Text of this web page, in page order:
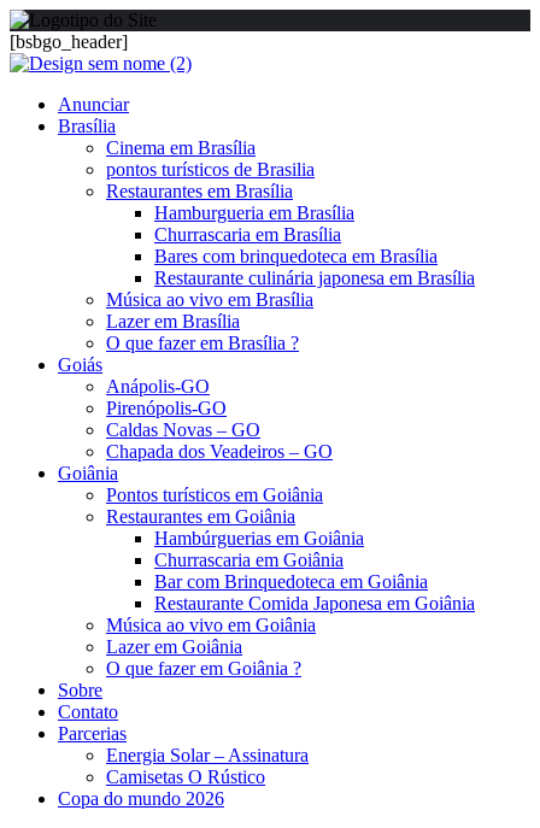
[bsbgo_header]
Anunciar
Brasília
Cinema em Brasília
pontos turísticos de Brasilia
Restaurantes em Brasília
Hamburgueria em Brasília
Churrascaria em Brasília
Bares com brinquedoteca em Brasília
Restaurante culinária japonesa em Brasília
Música ao vivo em Brasília
Lazer em Brasília
O que fazer em Brasília ?
Goiás
Anápolis-GO
Pirenópolis-GO
Caldas Novas – GO
Chapada dos Veadeiros – GO
Goiânia
Pontos turísticos em Goiânia
Restaurantes em Goiânia
Hambúrguerias em Goiânia
Churrascaria em Goiânia
Bar com Brinquedoteca em Goiânia
Restaurante Comida Japonesa em Goiânia
Música ao vivo em Goiânia
Lazer em Goiânia
O que fazer em Goiânia ?
Sobre
Contato
Parcerias
Energia Solar – Assinatura
Camisetas O Rústico
Copa do mundo 2026